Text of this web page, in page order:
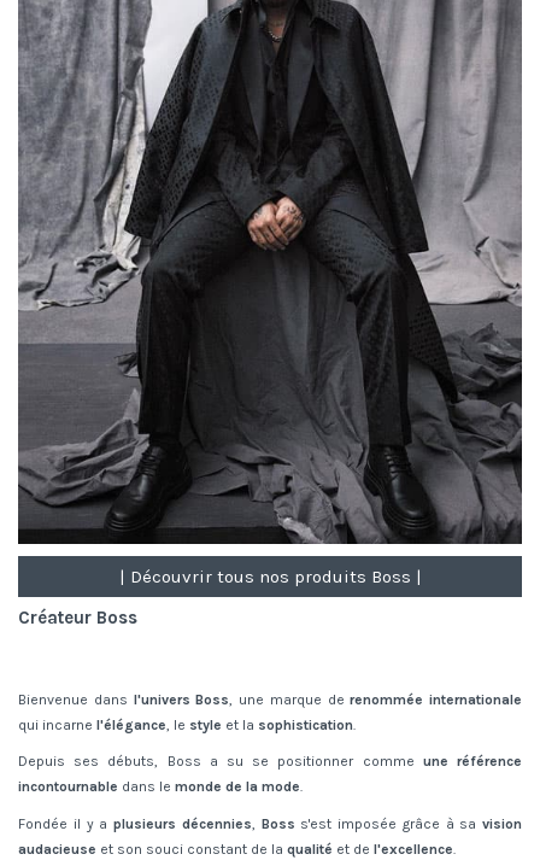
| Découvrir tous nos produits Boss |
Créateur Boss
Bienvenue dans l'univers Boss , une marque de renommée internationale
qui incarne l'élégance , le style et la sophistication
Depuis ses débuts, Boss a su se positionner comme une référence
incontournable dans le monde de la mode.
Fondée il y a plusieurs décennies, Boss s'est imposée grâce à sa vision
audacieuse et son souci constant de la qualité et de l'excellence.